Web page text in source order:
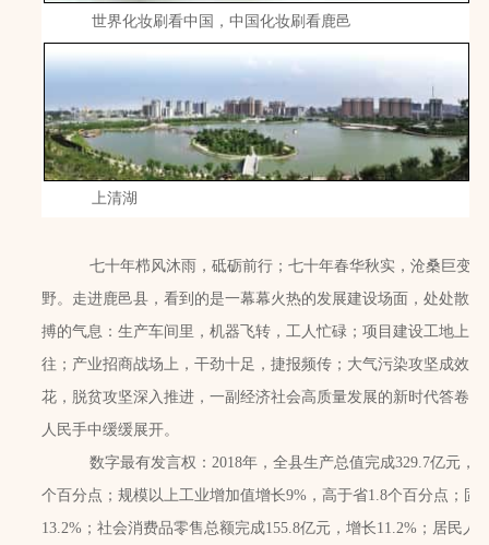
世界化妆刷看中国，中国化妆刷看鹿邑
上清湖
七十年栉风沐雨，砥砺前行；七十年春华秋实，沧桑巨变
野。走进鹿邑县，看到的是一幕幕火热的发展建设场面，处处散
搏的气息：生产车间里，机器飞转，工人忙碌；项目建设工地上
往；产业招商战场上，干劲十足，捷报频传；大气污染攻坚成效
花，脱贫攻坚深入推进，一副经济社会高质量发展的新时代答卷
人民手中缓缓展开。
数字最有发言权：2018年，全县生产总值完成329.7亿元，
个百分点；规模以上工业增加值增长9%，高于省1.8个百分点；固
13.2%；社会消费品零售总额完成155.8亿元，增长11.2%；居民人